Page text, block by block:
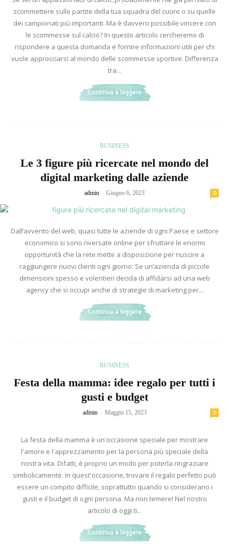
scommettere sulle partite della tua squadra del cuore o su quelle
dei campionati più importanti. Ma è davvero possibile vincere con
le scommesse sul calcio? In questo articolo cercheremo di
rispondere a questa domanda e fornire informazioni utili per chi
vuole approcciarsi al mondo delle scommesse sportive. Differenza
tra...
Continua a leggere
BUSINESS
Le 3 figure più ricercate nel mondo del
digital marketing dalle aziende
admin - Giugno 6, 2023 0
Dall’avvento del web, quasi tutte le aziende di ogni Paese e settore
economico si sono riversate online per sfruttare le enormi
opportunità che la rete mette a disposizione per riuscire a
raggiungere nuovi clienti ogni giorno. Se un’azienda di piccole
dimensioni spesso e volentieri decida di affidarsi ad una web
agency che si occupi anche di strategie di marketing per...
Continua a leggere
BUSINESS
Festa della mamma: idee regalo per tutti i
gusti e budget
admin - Maggio 15, 2023 0
La festa della mamma è un'occasione speciale per mostrare
l'amore e l'apprezzamento per la persona più speciale della
nostra vita. Difatti, è proprio un modo per poterla ringraziare
simbolicamente. In quest'occasione, trovare il regalo perfetto può
essere un compito difficile, soprattutto quando si considerano i
gusti e il budget di ogni persona. Ma non temere! Nel nostro
articolo di oggi ti...
Continua a leggere